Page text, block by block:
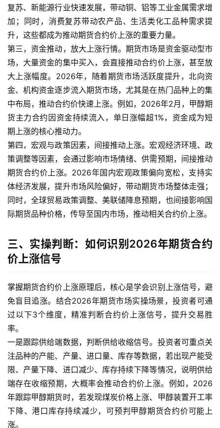
原
油
期
货
国
际
期
货
恒
复苏、新能源行业快速发展，带动铜、铝等工业金属需求增
加；同时，消费复苏带动农产品、生活类化工品种需求提
升，这些都成为推动期货合约价上涨的重要力量。
第三，资金推动，放大上涨行情。期货市场是资金驱动型市
场，大量资金的集中买入，会直接推动合约价上涨，甚至放
大上涨幅度。2026年，随着期货市场活跃度提升，北向资
金、机构资金逐步流入期货市场，尤其是在热门品种上的集
中布局，推动合约价快速上涨。例如，2026年2月，甲醇期
货主力合约因资金持续流入，单日涨幅超1%，资金成为短
期上涨的核心推动力。
第四，宏观与政策因素，间接推动上涨。宏观经济环境、政
策调整等因素，会通过影响市场情绪、供需预期，间接推动
期货合约价上涨。2026年国内宏观政策偏向宽松，支持实
体经济发展，提升市场风险偏好，带动期货市场整体走强；
同时，全球贸易政策调整、美联储降息预期，也间接影响国
际期货品种价格，传导至国内市场，推动相关合约价上涨。
三、实操判断：如何识别2026年期货合约
价上涨信号
掌握期货合约价上涨原理后，核心是学会识别上涨信号，避
免盲目追涨。结合2026年期货市场实操场景，投资者可通
过以下3个维度，精准判断合约价上涨信号，提升交易胜
率。
一是跟踪供给端数据，判断供给收缩信号。投资者可重点关
注品种的产能、产量、进口量、库存等数据，若出现产能受
限、产量下降、进口减少、库存持续下降等情况，说明供给
端存在收缩预期，大概率会推动合约价上涨。例如，2026
年跟踪甲醇期货时，若发现煤炭价格上涨、甲醇装置开工率
下降、港口库存持续减少，可预判甲醇期货合约价可能上
涨。